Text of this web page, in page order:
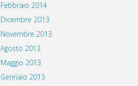
Febbraio 2014
Dicembre 2013
Novembre 2013
Agosto 2013
Maggio 2013
Gennaio 2013